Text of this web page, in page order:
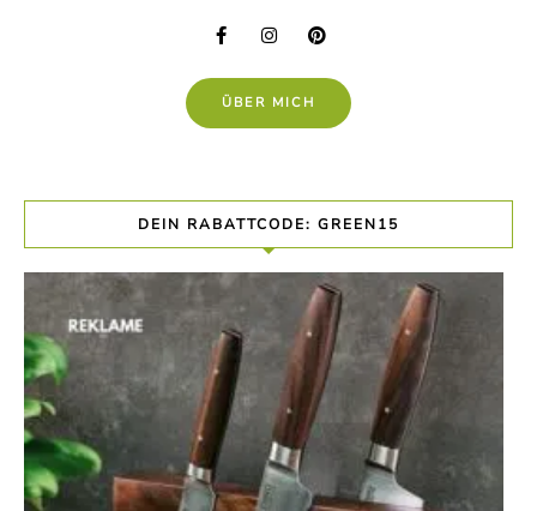
ÜBER MICH
DEIN RABATTCODE: GREEN15